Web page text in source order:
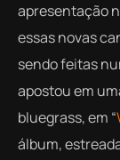
apresentação
essas novas
sendo feitas
apostou em
bluegrass, em “
álbum,